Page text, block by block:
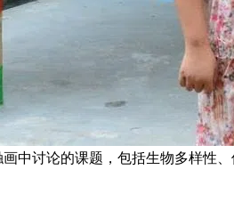
中讨论的课题，包括生物多样性